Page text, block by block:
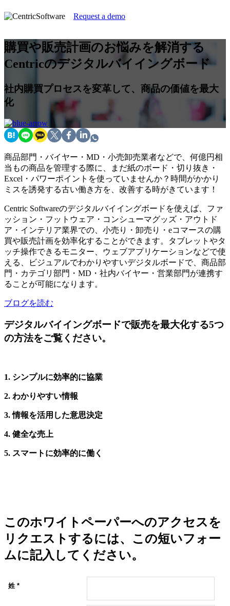
Request a demo
購買や販売計画のお悩みを解消する
Centricのデジタルバイイングボード
社内購買プロセスを変革して、商品の価値を最大
化
商品部門・バイヤー・MD・小売卸売業者などで、何億円相
当もの商品を管理する際に、まだ紙のボード・切り抜き・
Excel・パワーポイントを使っていませんか？時間がかかり
ミスを誘発する古い働き方を、改善する時がきています！
Centric Softwareのデジタルバイイングボードを使えば、ファ
ッション・フットウェア・コンシューマグッズ・アウトド
ア・インテリア業界での、小売り・卸売り・eコマースの購
買や販売計画を効率化することができます。タブレットやタ
ッチ操作できるモニター、ウェブアプリケーションなどで使
える、ビジュアルでわかりやすいデジタルボードで、商品部
門・カテゴリ部門・MD・社内バイヤー・営業部門が連携す
ることが可能になります。
ブログを読む
デジタルバイイングボードで販売を最大化する5つ
の方法をご覧ください。
1. シンプルに効率的に協業
2. わかりやすい情報
3. 情報を活用した意思決定
4. 健全な売上
5. スマートに効率的に働く
このホワイトペーパーへのアクセスを
リクエストするには、この短いフォー
ムに記入してください。